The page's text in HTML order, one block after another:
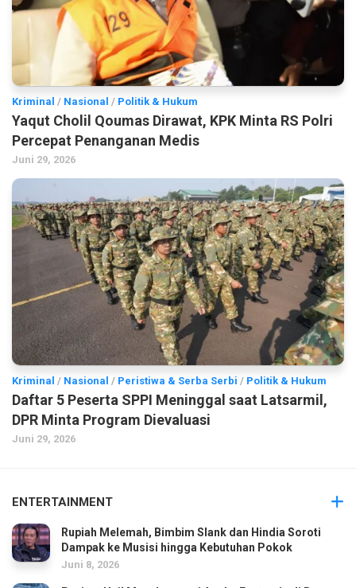
Kriminal / Nasional / Politik & Hukum
Yaqut Cholil Qoumas Dirawat, KPK Minta RS Polri
Percepat Penanganan Medis
Juni 29, 2026
Kriminal / Nasional / Peristiwa & Serba Serbi / Politik & Hukum
Daftar 5 Peserta SPPI Meninggal saat Latsarmil,
DPR Minta Program Dievaluasi
Juni 29, 2026
ENTERTAINMENT
Rupiah Melemah, Bimbim Slank dan Hindia Soroti
Dampak ke Musisi hingga Kebutuhan Pokok
Juni 8, 2026